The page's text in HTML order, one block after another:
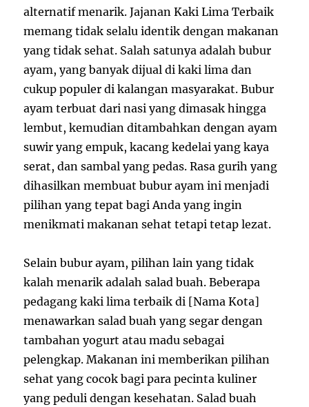
alternatif menarik. Jajanan Kaki Lima Terbaik
memang tidak selalu identik dengan makanan
yang tidak sehat. Salah satunya adalah bubur
ayam, yang banyak dijual di kaki lima dan
cukup populer di kalangan masyarakat. Bubur
ayam terbuat dari nasi yang dimasak hingga
lembut, kemudian ditambahkan dengan ayam
suwir yang empuk, kacang kedelai yang kaya
serat, dan sambal yang pedas. Rasa gurih yang
dihasilkan membuat bubur ayam ini menjadi
pilihan yang tepat bagi Anda yang ingin
menikmati makanan sehat tetapi tetap lezat.
Selain bubur ayam, pilihan lain yang tidak
kalah menarik adalah salad buah. Beberapa
pedagang kaki lima terbaik di [Nama Kota]
menawarkan salad buah yang segar dengan
tambahan yogurt atau madu sebagai
pelengkap. Makanan ini memberikan pilihan
sehat yang cocok bagi para pecinta kuliner
yang peduli dengan kesehatan. Salad buah